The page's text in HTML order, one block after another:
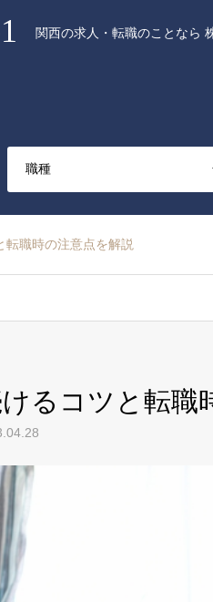
関西の求人・転職のことなら
転職時の注意点を解説
るコツと転職